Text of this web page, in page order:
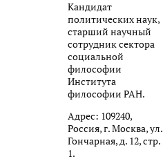
Кандидат
политических наук,
старший научный
сотрудник сектора
социальной
философии
Института
философии РАН.
Адрес: 109240,
Россия, г. Москва, ул.
Гончарная, д. 12, стр.
1.